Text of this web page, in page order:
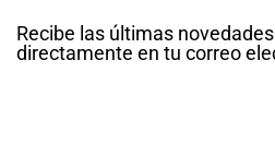
Recibe las últimas
directamente en tu correo